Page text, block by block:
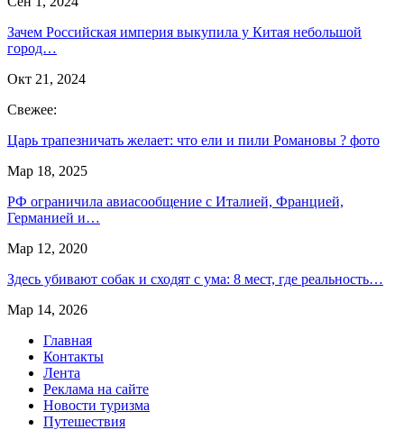
Зачем Российская империя выкупила у Китая небольшой
город…
Окт 21, 2024
Свежее:
Царь трапезничать желает: что ели и пили Романовы ? фото
Мар 18, 2025
РФ ограничила авиасообщение с Италией, Францией,
Германией и…
Мар 12, 2020
Здесь убивают собак и сходят с ума: 8 мест, где реальность…
Мар 14, 2026
Главная
Контакты
Лента
Реклама на сайте
Новости туризма
Путешествия